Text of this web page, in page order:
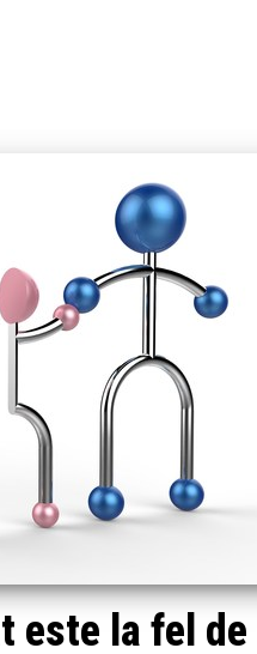
este la fel